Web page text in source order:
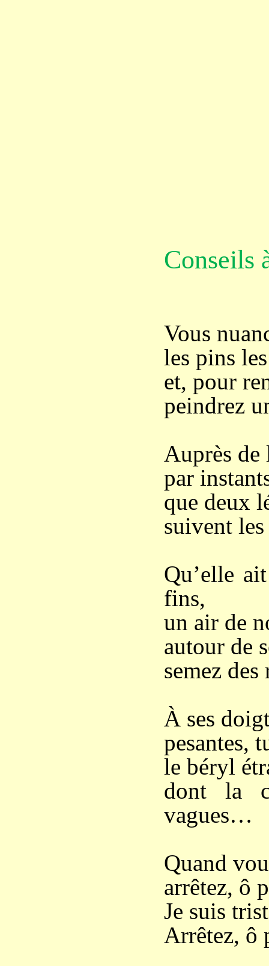
Conseils
Vous
les pins
et, pour
peindrez
Auprès de
par
que deux
suivent
Qu’elle
fins,
un air de
autour de
semez
À ses
pesantes,
le béryl
dont la
vagues…
Quand
arrêtez, ô
Je suis
Arrêtez, ô